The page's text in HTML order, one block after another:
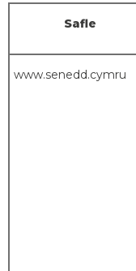
Safle
www.senedd.cymru